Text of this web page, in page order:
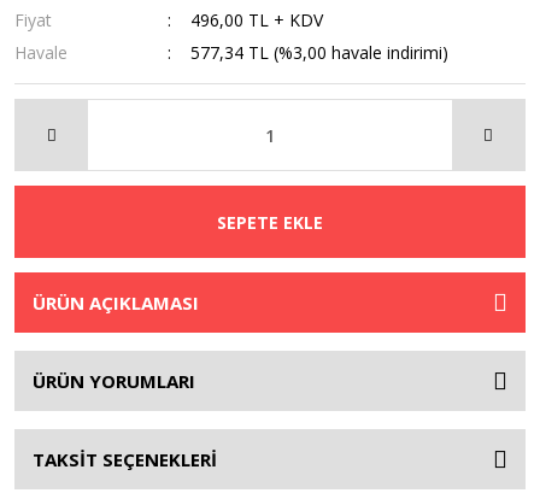
Fiyat
496,00 TL + KDV
Havale
577,34 TL (%3,00 havale indirimi)
SEPETE EKLE
ÜRÜN AÇIKLAMASI
ÜRÜN YORUMLARI
TAKSİT SEÇENEKLERİ